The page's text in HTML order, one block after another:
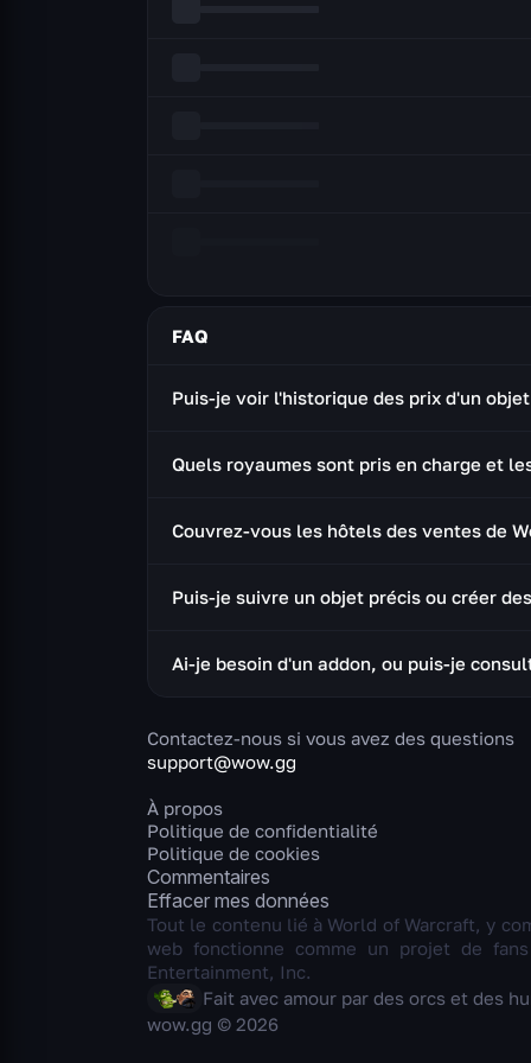
FAQ
Puis-je voir l'historique des prix d'un
valeur marchande au fil des jours et des
Quels royaumes sont pris en charge et
entre les royaumes d'une région pour
Couvrez-vous les hôtels des ventes de
choisissez votre région et votre royaume
Puis-je suivre un objet précis ou créer
disponibles — elles sont prévues.
Ai-je besoin d'un addon, ou puis-je
simplement votre région et votre royaume.
Contactez-nous si vous avez des questions
support@wow.gg
À propos
Politique de confidentialité
Politique de cookies
Commentaires
Effacer mes données
Tout le contenu lié à World of Warcraft, y
web fonctionne comme un projet de
Entertainment, Inc.
Fait avec amour par des orcs et des
wow.gg © 2026